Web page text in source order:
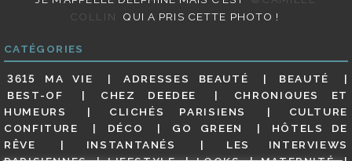
COLLIN
QUI A PRIS CETTE PHOTO !
CATÉGORIES
3615 MA VIE ADRESSES BEAUTÉ
BEAUTÉ
BEST-OF
CHEZ DEEDEE
CHRONIQUES ET
HUMEURS
CLICHÉS PARISIENS
CULTURE
CONFITURE
DÉCO GO GREEN
HÔTELS DE
RÊVE
INSTANTANÉS
LES INTERVIEWS